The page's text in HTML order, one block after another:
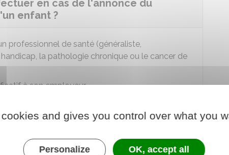
en cas de l'annonce du
enfant ?
professionnel de santé (généraliste,
la pathologie chronique ou le cancer de
à son employeur.
l'annonce du handicap ou d'une
and gives you control over what you
Personalize OK, accept all